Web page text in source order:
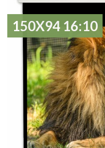
150X94 16:10